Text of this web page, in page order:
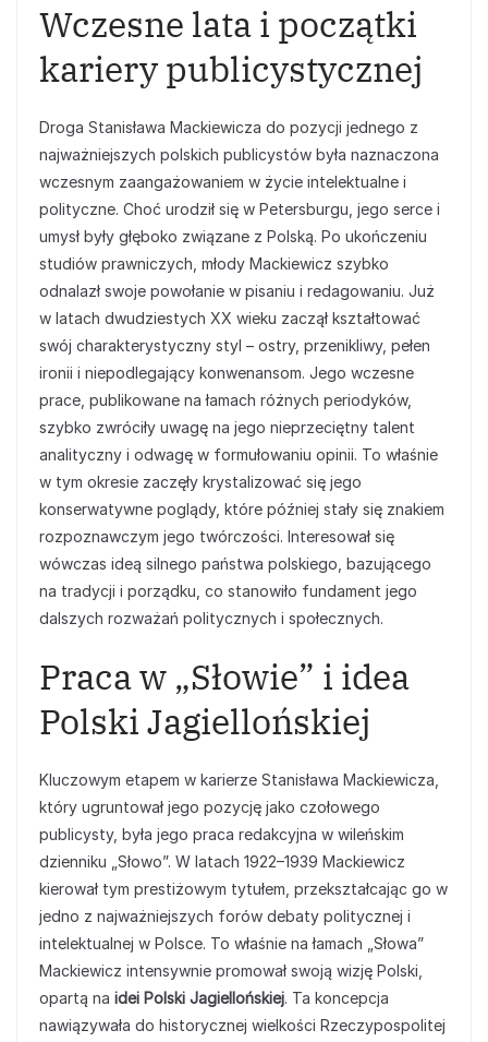
Wczesne lata i początki
kariery publicystycznej
Droga Stanisława Mackiewicza do pozycji jednego z
najważniejszych polskich publicystów była naznaczona
wczesnym zaangażowaniem w życie intelektualne i
polityczne. Choć urodził się w Petersburgu, jego serce i
umysł były głęboko związane z Polską. Po ukończeniu
studiów prawniczych, młody Mackiewicz szybko
odnalazł swoje powołanie w pisaniu i redagowaniu. Już
w latach dwudziestych XX wieku zaczął kształtować
swój charakterystyczny styl – ostry, przenikliwy, pełen
ironii i niepodlegający konwenansom. Jego wczesne
prace, publikowane na łamach różnych periodyków,
szybko zwróciły uwagę na jego nieprzeciętny talent
analityczny i odwagę w formułowaniu opinii. To właśnie
w tym okresie zaczęły krystalizować się jego
konserwatywne poglądy, które później stały się znakiem
rozpoznawczym jego twórczości. Interesował się
wówczas ideą silnego państwa polskiego, bazującego
na tradycji i porządku, co stanowiło fundament jego
dalszych rozważań politycznych i społecznych.
Praca w „Słowie” i idea
Polski Jagiellońskiej
Kluczowym etapem w karierze Stanisława Mackiewicza,
który ugruntował jego pozycję jako czołowego
publicysty, była jego praca redakcyjna w wileńskim
dzienniku „Słowo”. W latach 1922–1939 Mackiewicz
kierował tym prestiżowym tytułem, przekształcając go w
jedno z najważniejszych forów debaty politycznej i
intelektualnej w Polsce. To właśnie na łamach „Słowa”
Mackiewicz intensywnie promował swoją wizję Polski,
opartą na idei Polski Jagiellońskiej. Ta koncepcja
nawiązywała do historycznej wielkości Rzeczypospolitej